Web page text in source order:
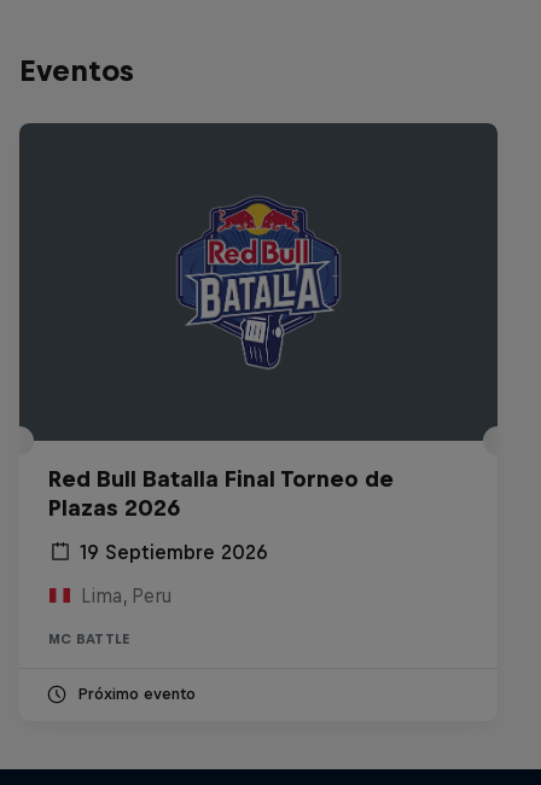
Eventos
Red Bull Batalla Final Torneo de
Plazas 2026
19 Septiembre 2026
Lima, Peru
MC BATTLE
Próximo evento